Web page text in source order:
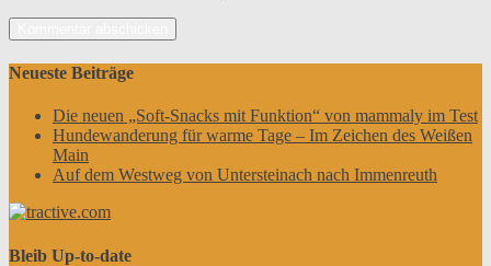
Neueste Beiträge
Die neuen „Soft-Snacks mit Funktion“ von mammaly im Test
Hundewanderung für warme Tage – Im Zeichen des Weißen
Main
Auf dem Westweg von Untersteinach nach Immenreuth
Bleib Up-to-date